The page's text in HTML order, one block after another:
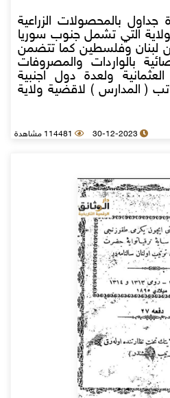
بالمحصولات الزراعية
التي تشمل جنوب سوريا
لبنان وفلسطين كما تتضمن
بالواردات والمصروفات
ولعدة دول اجنبية
( المدارس ) لاقضية ولاية
30-12-2023 114481 مشاهدة